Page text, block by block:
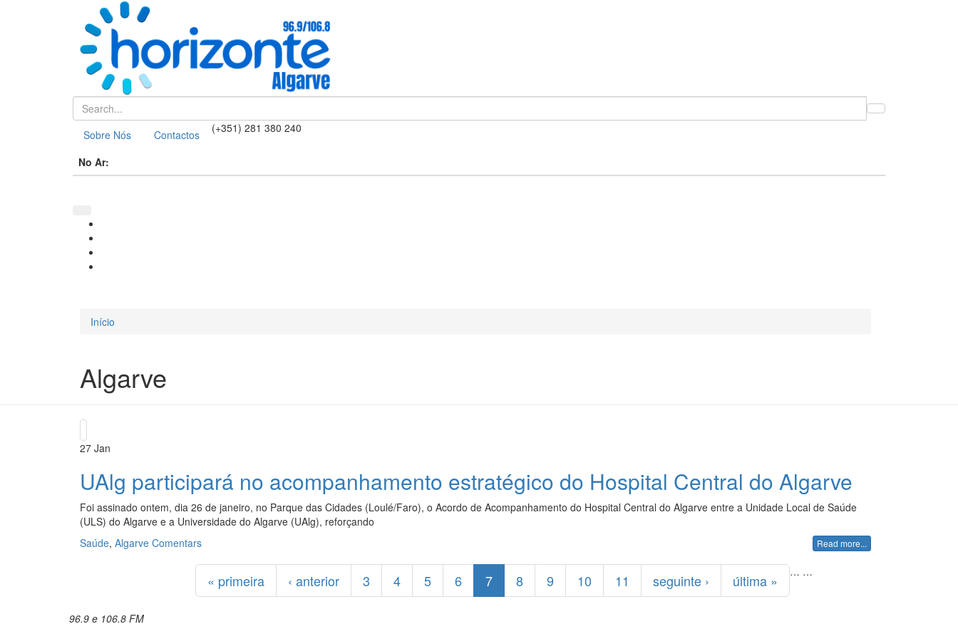
Sobre Nós Contactos (+351) 281 380 240
No Ar:
Está aqui
Início
Algarve
27 Jan
UAlg participará no acompanhamento estratégico do Hospital Central do Algarve
Foi assinado ontem, dia 26 de janeiro, no Parque das Cidades (Loulé/Faro), o Acordo de Acompanhamento do Hospital Central do Algarve entre a Unidade Local de Saúde
(ULS) do Algarve e a Universidade do Algarve (UAlg), reforçando
Saúde, Algarve Comentars Read more...
« primeira ‹ anterior …
3 4 5 6 7 8 9 10 11 …
seguinte › última »
96.9 e 106.8 FM